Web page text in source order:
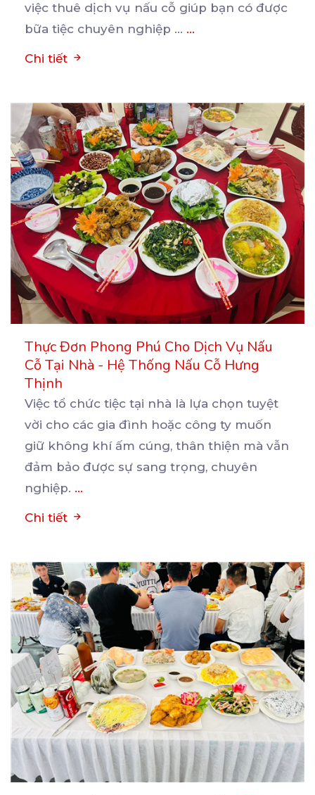
việc thuê dịch vụ nấu cỗ giúp bạn có được
bữa tiệc chuyên nghiệp ... ...
Chi tiết
Thực Đơn Phong Phú Cho Dịch Vụ Nấu
Cỗ Tại Nhà - Hệ Thống Nấu Cỗ Hưng
Thịnh
Việc tổ chức tiệc tại nhà là lựa chọn tuyệt
vời cho các gia đình hoặc công ty muốn
giữ không khí ấm cúng, thân thiện mà vẫn
đảm bảo được sự sang trọng, chuyên
nghiệp. ...
Chi tiết